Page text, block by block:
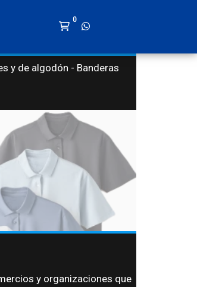
0
y de algodón - Banderas
y organizaciones que